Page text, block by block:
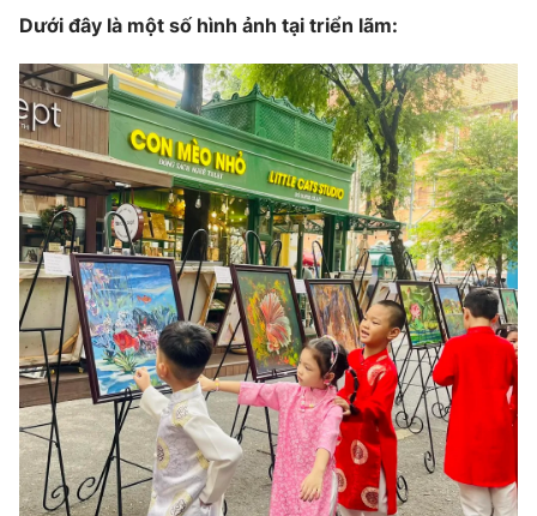
Photo Infographic
Video Shorts video
VTV Money VTV Thể thao
VTV Sức khoẻ Bất động sản
Thị trường 24h Tấm lòng Việt
VTV4 Vươn mình bằng AI
VTV9 VTV8
Liên hệ tòa soạn English
Dưới đây là một số hình ảnh tại triển lãm: